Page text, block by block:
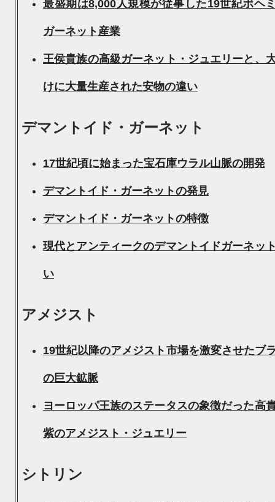
最盛期は8,000人規模が従事した19世紀ボヘ
ガーネット産業
王侯貴族の高級ガーネット・ジュエリーと、
けに大量生産された安物の違い
デマントイド・ガーネット
17世紀頃に始まった宝石庫ウラル山脈の開発
デマントイド・ガーネットの発見
デマントイド・ガーネットの特徴
現代とアンティークのデマントイドガーネッ
い
アメジスト
19世紀以降のアメジスト市場を激変させたブ
の巨大鉱脈
ヨーロッパ王族のステータスの象徴だった高
紫のアメジスト・ジュエリー
シトリン